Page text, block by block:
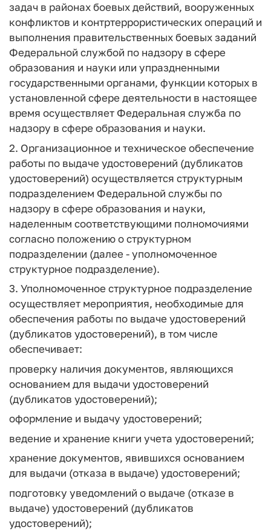
задач в районах боевых действий, вооруженных
конфликтов и контртеррористических операций и
выполнения правительственных боевых заданий
Федеральной службой по надзору в сфере
образования и науки или упраздненными
государственными органами, функции которых в
установленной сфере деятельности в настоящее
время осуществляет Федеральная служба по
надзору в сфере образования и науки.
2. Организационное и техническое обеспечение
работы по выдаче удостоверений (дубликатов
удостоверений) осуществляется структурным
подразделением Федеральной службы по
надзору в сфере образования и науки,
наделенным соответствующими полномочиями
согласно положению о структурном
подразделении (далее - уполномоченное
структурное подразделение).
3. Уполномоченное структурное подразделение
осуществляет мероприятия, необходимые для
обеспечения работы по выдаче удостоверений
(дубликатов удостоверений), в том числе
обеспечивает:
проверку наличия документов, являющихся
основанием для выдачи удостоверений
(дубликатов удостоверений);
оформление и выдачу удостоверений;
ведение и хранение книги учета удостоверений;
хранение документов, явившихся основанием
для выдачи (отказа в выдаче) удостоверений;
подготовку уведомлений о выдаче (отказе в
выдаче) удостоверений (дубликатов
удостоверений);